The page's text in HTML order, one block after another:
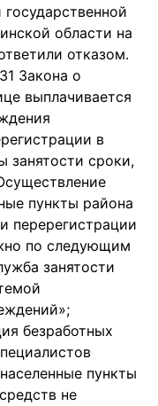
области на
отказом.
Закона о
выплачивается
в
занятости сроки,
пункты района
перерегистрации
по следующим
занятости
безработных
пункты
не